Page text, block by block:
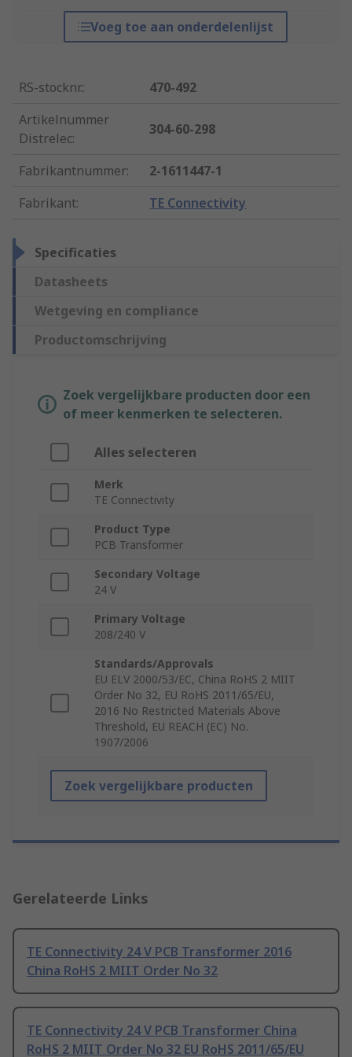
Voeg toe aan onderdelenlijst
RS-stocknr.:
470-492
Artikelnummer
Distrelec:
304-60-298
Fabrikantnummer:
2-1611447-1
Fabrikant: TE Connectivity
Specificaties
Datasheets
Wetgeving en compliance
Productomschrijving
Zoek vergelijkbare producten door een
of meer kenmerken te selecteren.
Alles selecteren
Merk
TE Connectivity
Product Type
PCB Transformer
Secondary Voltage
24 V
Primary Voltage
208/240 V
Standards/Approvals
EU ELV 2000/53/EC, China RoHS 2 MIIT
Order No 32, EU RoHS 2011/65/EU,
2016 No Restricted Materials Above
Threshold, EU REACH (EC) No.
1907/2006
Zoek vergelijkbare producten
Gerelateerde Links
TE Connectivity 24 V PCB Transformer 2016
China RoHS 2 MIIT Order No 32
TE Connectivity 24 V PCB Transformer China
RoHS 2 MIIT Order No 32 EU RoHS 2011/65/EU